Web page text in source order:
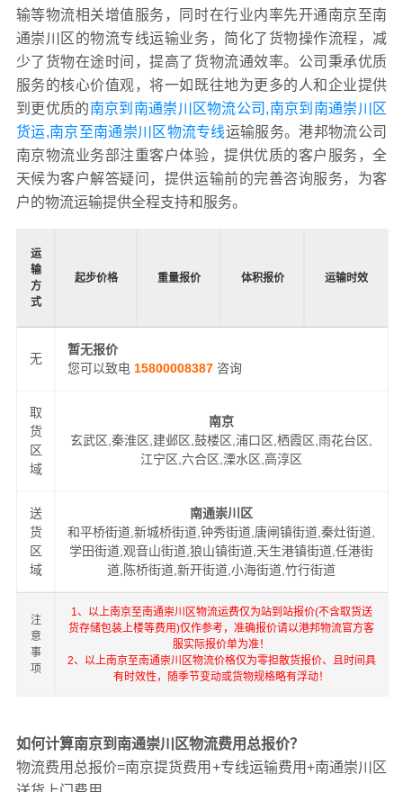
输等物流相关增值服务，同时在行业内率先开通南京至南
通崇川区的物流专线运输业务，简化了货物操作流程，减
少了货物在途时间，提高了货物流通效率。公司秉承优质
服务的核心价值观，将一如既往地为更多的人和企业提供
到更优质的南京到南通崇川区物流公司,南京到南通崇川区
货运,南京至南通崇川区物流专线运输服务。港邦物流公司
南京物流业务部注重客户体验，提供优质的客户服务，全
天候为客户解答疑问，提供运输前的完善咨询服务，为客
户的物流运输提供全程支持和服务。
运
输
方
式
起步价格 重量报价 体积报价 运输时效
无
暂无报价
您可以致电 15800008387 咨询
取
货
区
域
南京
玄武区,秦淮区,建邺区,鼓楼区,浦口区,栖霞区,雨花台区,
江宁区,六合区,溧水区,高淳区
送
货
区
域
南通崇川区
和平桥街道,新城桥街道,钟秀街道,唐闸镇街道,秦灶街道,
学田街道,观音山街道,狼山镇街道,天生港镇街道,任港街
道,陈桥街道,新开街道,小海街道,竹行街道
注
意
事
项
1、以上南京至南通崇川区物流运费仅为站到站报价(不含取货送
货存储包装上楼等费用)仅作参考，准确报价请以港邦物流官方客
服实际报价单为准！
2、以上南京至南通崇川区物流价格仅为零担散货报价、且时间具
有时效性，随季节变动或货物规格略有浮动！
如何计算南京到南通崇川区物流费用总报价？
物流费用总报价=南京提货费用+专线运输费用+南通崇川区